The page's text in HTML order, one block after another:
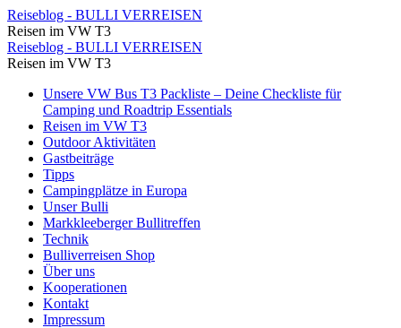
⋆
Reiseblog
-
BULLI
VERREISEN
Reiseblog - BULLI VERREISEN
Reisen im VW T3
⋆
Reiseblog
BULLI
VERREISEN
Reiseblog - BULLI VERREISEN
Reisen im VW T3
Skip
content
Unsere VW Bus T3 Packliste – Deine Checkliste für
Camping und Roadtrip Essentials
Reisen im VW T3
Outdoor Aktivitäten
Gastbeiträge
Tipps
Campingplätze in Europa
Unser Bulli
Markkleeberger Bullitreffen
Technik
Bulliverreisen Shop
Über uns
Kooperationen
Kontakt
Impressum